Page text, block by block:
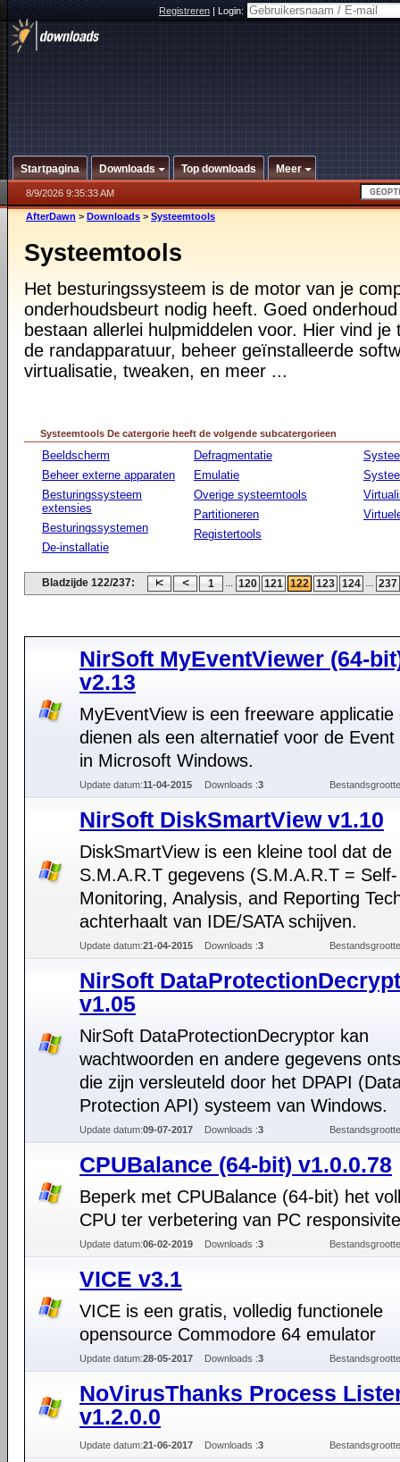
Registreren|Login:
Startpagina Downloads Top downloads Meer
8/9/2026 9:35:33 AM
AfterDawn > Downloads > Systeemtools
Systeemtools
Het besturingssysteem is de motor van je
onderhoudsbeurt nodig heeft. Goed
bestaan allerlei hulpmiddelen voor. Hier vind
de randapparatuur, beheer geïnstalleerde
virtualisatie, tweaken, en meer ...
Systeemtools De catergorie heeft de volgende subcatergorieen
Beeldscherm
Beheer externe apparaten
Besturingssysteem
extensies
Besturingssystemen
De-installatie
Defragmentatie
Emulatie
Overige systeemtools
Partitioneren
Registertools
Bladzijde 122/237: 1 ... 120 121 122 123 124 ... 237
NirSoft MyEventViewer (64-
v2.13
MyEventView is een freeware applicatie
dienen als een alternatief voor de Event
in Microsoft Windows.
Update datum:11-04-2015 Downloads :3
NirSoft DiskSmartView v1.10
DiskSmartView is een kleine tool dat de
S.M.A.R.T gegevens (S.M.A.R.T = Self-
Monitoring, Analysis, and Reporting
achterhaalt van IDE/SATA schijven.
Update datum:21-04-2015 Downloads :3
NirSoft
v1.05
NirSoft DataProtectionDecryptor kan
wachtwoorden en andere gegevens
die zijn versleuteld door het DPAPI
Protection API) systeem van Windows.
Update datum:09-07-2017 Downloads :3
CPUBalance (64-bit) v1.0.0.78
Beperk met CPUBalance (64-bit) het
CPU ter verbetering van PC
Update datum:06-02-2019 Downloads :3
VICE v3.1
VICE is een gratis, volledig functionele
opensource Commodore 64 emulator
Update datum:28-05-2017 Downloads :3
NoVirusThanks Process
v1.2.0.0
Update datum:21-06-2017 Downloads :3